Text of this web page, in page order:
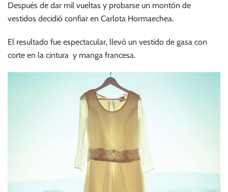
Después de dar mil vueltas y probarse un montón de
vestidos decidió confiar en Carlota Hormaechea.
El resultado fue espectacular, llevó un vestido de gasa con
corte en la cintura y manga francesa.